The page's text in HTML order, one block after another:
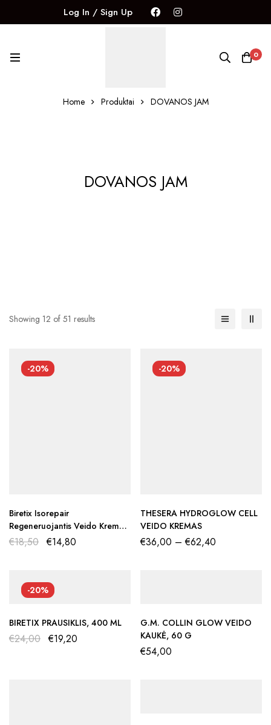
Log In / Sign Up
0
Home Produktai DOVANOS JAM
DOVANOS JAM
Showing 12 of 51 results
-20%
Biretix Isorepair
Regeneruojantis Veido Kremas
– 50 Ml
€18,50 €14,80
-20%
THESERA HYDROGLOW CELL
VEIDO KREMAS
€36,00 – €62,40
-20%
BIRETIX PRAUSIKLIS, 400 ML
€24,00 €19,20
G.M. COLLIN GLOW VEIDO
KAUKĖ, 60 G
€54,00